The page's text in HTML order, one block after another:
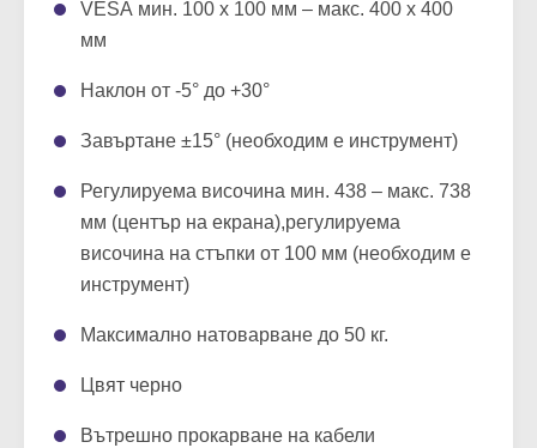
VESA мин. 100 x 100 мм – макс. 400 x 400
мм
Наклон от -5° до +30°
Завъртане ±15° (необходим е инструмент)
Регулируема височина мин. 438 – макс. 738
мм (център на екрана),регулируема
височина на стъпки от 100 мм (необходим е
инструмент)
Максимално натоварване до 50 кг.
Цвят черно
Вътрешно прокарване на кабели